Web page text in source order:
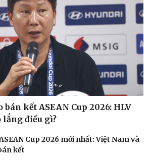
kết ASEAN Cup 2026: HLV
điều gì?
Cup 2026 mới nhất: Việt Nam và
kết